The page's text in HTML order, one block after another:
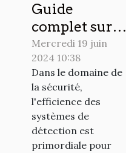
Guide
complet sur le
choix et
l'installation
des
colonnettes
pour
optimiser la
Mercredi 19 juin
2024 10:38
Dans le domaine de
la sécurité,
l'efficience des
systèmes de
détection est
primordiale pour